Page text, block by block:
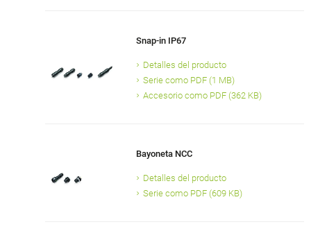
Snap-in IP67
Detalles del producto
Serie como PDF (1 MB)
Accesorio como PDF (362 KB)
Bayoneta NCC
Detalles del producto
Serie como PDF (609 KB)